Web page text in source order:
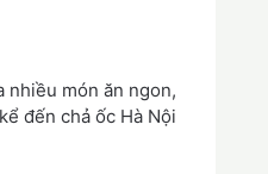
nhiều món ăn ngon,
đến chả ốc Hà Nội